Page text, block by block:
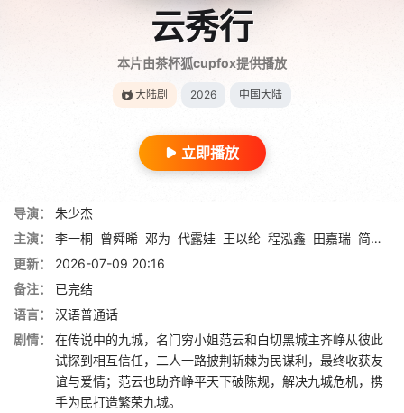
云秀行
本片由茶杯狐cupfox提供播放
大陆剧 2026 中国大陆
立即播放
导演：
朱少杰
主演：
李一桐 曾舜晞 邓为 代露娃 王以纶 程泓鑫 田嘉瑞 简宇熙
更新：
2026-07-09 20:16
备注：
已完结
语言：
汉语普通话
剧情：
在传说中的九城，名门穷小姐范云和白切黑城主齐峥从彼此
试探到相互信任，二人一路披荆斩棘为民谋利，最终收获友
谊与爱情；范云也助齐峥平天下破陈规，解决九城危机，携
手为民打造繁荣九城。